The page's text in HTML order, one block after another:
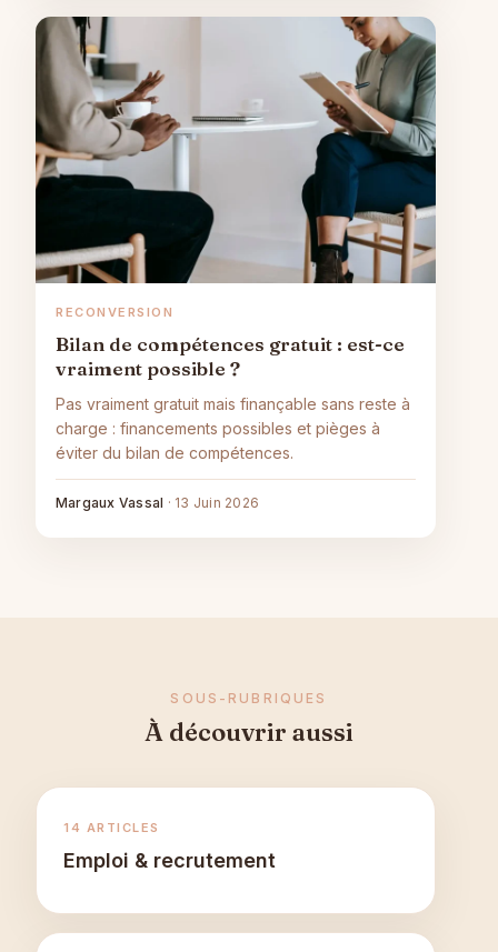
RECONVERSION
Bilan de compétences gratuit : est-ce
vraiment possible ?
Pas vraiment gratuit mais finançable sans reste à
charge : financements possibles et pièges à
éviter du bilan de compétences.
Margaux Vassal · 13 Juin 2026
SOUS-RUBRIQUES
À découvrir aussi
14 ARTICLES
Emploi & recrutement